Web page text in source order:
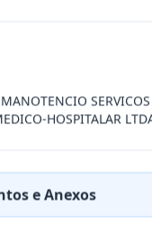
é a Contratação
Data:03/08/2026
de pessoa
de serviços de
HOSPITALAR
e Anexos